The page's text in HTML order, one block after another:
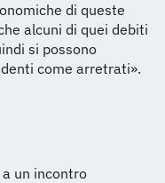
di queste
alcuni di quei debiti
si possono
come arretrati».
un incontro